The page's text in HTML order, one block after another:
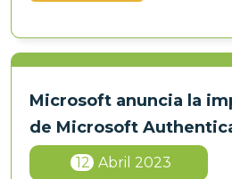
Microsoft anuncia la
de Microsoft
12 Abril 2023